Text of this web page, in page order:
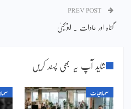
گناہ اور عادات ۔ ابویحییٰ
شاید آپ یہ بھی پسند کریں
سماجیات